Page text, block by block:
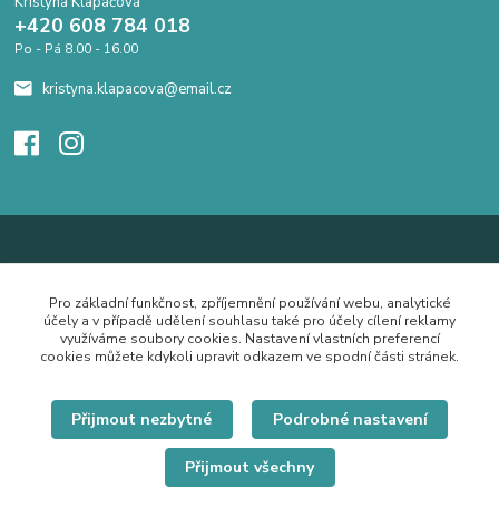
+420 608 784 018
Po - Pá 8.00 - 16.00
kristyna.klapacova@email.cz
Pro základní funkčnost, zpříjemnění používání webu, analytické
účely a v případě udělení souhlasu také pro účely cílení reklamy
využíváme soubory cookies. Nastavení vlastních preferencí
cookies můžete kdykoli upravit odkazem ve spodní části stránek.
Přijmout nezbytné Podrobné nastavení
Přijmout všechny